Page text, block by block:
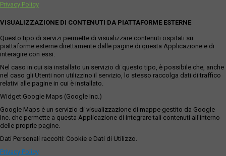
Privacy Policy
VISUALIZZAZIONE DI CONTENUTI DA PIATTAFORME ESTERNE
Questo tipo di servizi permette di visualizzare contenuti ospitati su
piattaforme esterne direttamente dalle pagine di questa Applicazione e di
interagire con essi.
Nel caso in cui sia installato un servizio di questo tipo, è possibile che, anche
nel caso gli Utenti non utilizzino il servizio, lo stesso raccolga dati di traffico
relativi alle pagine in cui è installato.
Widget Google Maps (Google Inc.)
Google Maps è un servizio di visualizzazione di mappe gestito da Google
Inc. che permette a questa Applicazione di integrare tali contenuti all'interno
delle proprie pagine.
Dati Personali raccolti: Cookie e Dati di Utilizzo.
Privacy Policy